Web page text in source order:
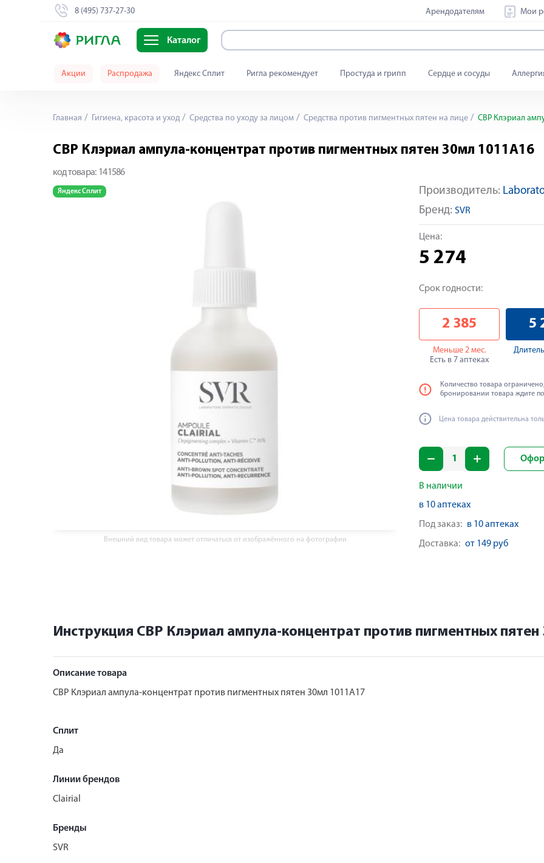
8 (495) 737-27-30 Арендодателям Мои
Каталог
Акции Распродажа Яндекс Сплит Ригла рекомендует Простуда и грипп Сердце и сосуды
Главная Гигиена, красота и уход Средства по уходу за лицом Средства против пигментных пятен на лице СВР Клэриал
СВР Клэриал ампула-концентрат против пигментных пятен 30мл 1011А16
код товара: 141586
Яндекс Сплит
Внешний вид товара может отличаться от изображённого на фотографии
Производитель:
Бренд: SVR
Цена:
5 274
Срок годности:
2 385
Меньше 2 мес.
Есть в 7 аптеках
5
Количество товара
бронировании товара ждите
Цена товара действительна
В наличии
в 10 аптеках
Под заказ: в 10 аптеках
Доставка: от 149 руб
Инструкция СВР Клэриал ампула-концентрат против пигментных
Описание товара
СВР Клэриал ампула-концентрат против пигментных пятен 30мл 1011А17
Сплит
Да
Линии брендов
Clairial
Бренды
SVR